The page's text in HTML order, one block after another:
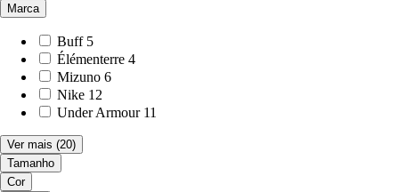
Marca
Buff 5
Élémenterre 4
Mizuno 6
Nike 12
Under Armour 11
Ver mais (20)
Tamanho
Cor